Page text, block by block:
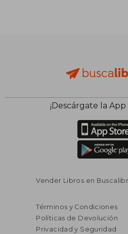
¡Descárgate la App
Vender Libros en
Términos y Condiciones
Políticas de Devolución
Privacidad y Seguridad